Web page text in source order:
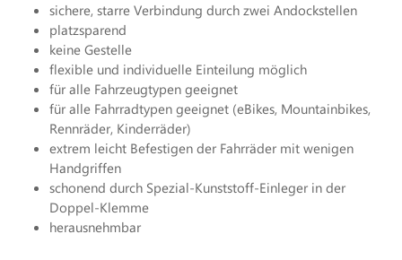
sichere, starre Verbindung durch zwei Andockstellen
platzsparend
keine Gestelle
flexible und individuelle Einteilung möglich
für alle Fahrzeugtypen geeignet
für alle Fahrradtypen geeignet (eBikes, Mountainbikes,
Rennräder, Kinderräder)
extrem leicht Befestigen der Fahrräder mit wenigen
Handgriffen
schonend durch Spezial-Kunststoff-Einleger in der
Doppel-Klemme
herausnehmbar